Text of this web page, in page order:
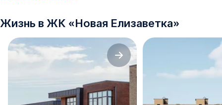
Жизнь в ЖК «Новая Елизаветка»